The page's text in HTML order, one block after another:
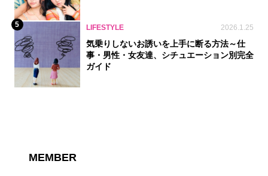
5 LIFESTYLE 2026.1.25
気乗りしないお誘いを上手に断る方法～仕
事・男性・女友達、シチュエーション別完全
ガイド
MEMBER